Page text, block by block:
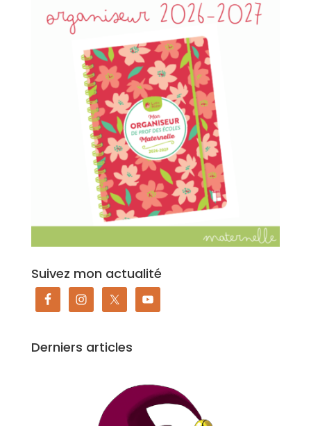
Suivez mon actualité
Derniers articles